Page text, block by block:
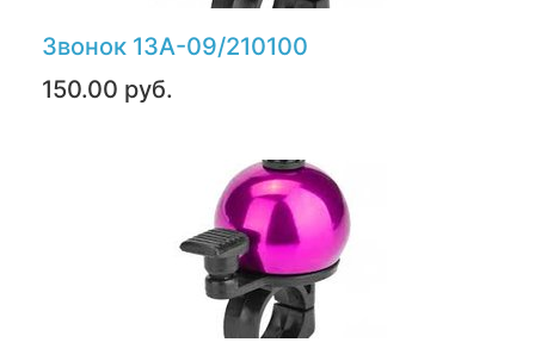
Звонок 13А-09/210100
150.00 руб.